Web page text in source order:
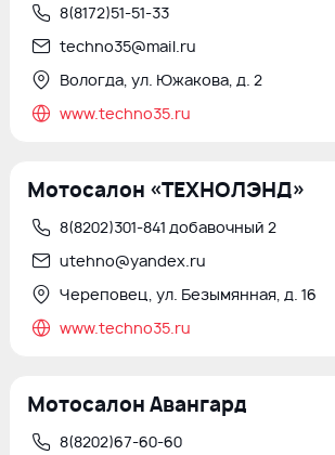
8(8172)51-51-33
techno35@mail.ru
Вологда, ул. Южакова, д. 2
www.techno35.ru
Мотосалон «ТЕХНОЛЭНД»
8(8202)301-841 добавочный 2
utehno@yandex.ru
Череповец, ул. Безымянная, д. 16
www.techno35.ru
Мотосалон Авангард
8(8202)67-60-60